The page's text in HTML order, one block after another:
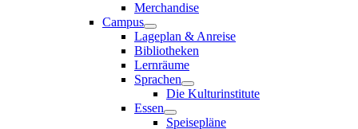
Merchandise
Campus
Lageplan & Anreise
Bibliotheken
Lernräume
Sprachen
Die Kulturinstitute
Essen
Speisepläne